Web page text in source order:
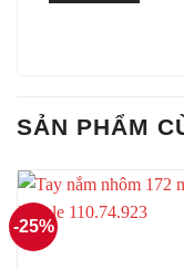
SẢN PHẨM
-25%